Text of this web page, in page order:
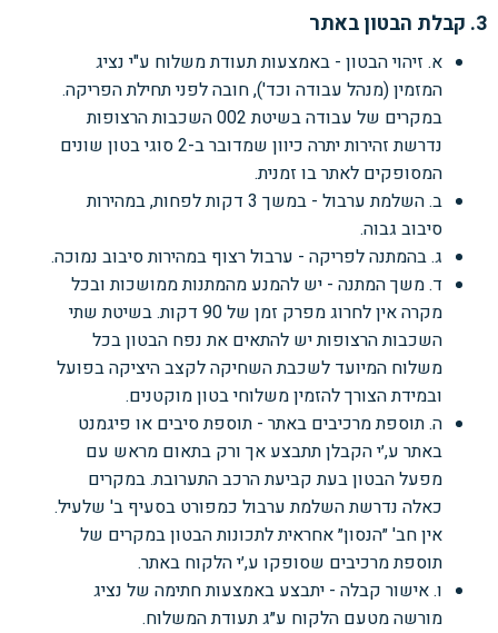
3. קבלת הבטון באתר
א. זיהוי הבטון - באמצעות תעודת משלוח ע"י נציג
המזמין (מנהל עבודה וכד'), חובה לפני תחילת הפריקה.
במקרים של עבודה בשיטת 002 השכבות הרצופות
נדרשת זהירות יתרה כיוון שמדובר ב-2 סוגי בטון שונים
המסופקים לאתר בו זמנית.
ב. השלמת ערבול - במשך 3 דקות לפחות, במהירות
סיבוב גבוה.
ג. בהמתנה לפריקה - ערבול רצוף במהירות סיבוב נמוכה.
ד. משך המתנה - יש להמנע מהמתנות ממושכות ובכל
מקרה אין לחרוג מפרק זמן של 90 דקות. בשיטת שתי
השכבות הרצופות יש להתאים את נפח הבטון בכל
משלוח המיועד לשכבת השחיקה לקצב היציקה בפועל
ובמידת הצורך להזמין משלוחי בטון מוקטנים.
ה. תוספת מרכיבים באתר - תוספת סיבים או פיגמנט
באתר ע,׳י הקבלן תתבצע אך ורק בתאום מראש עם
מפעל הבטון בעת קביעת הרכב התערובת. במקרים
כאלה נדרשת השלמת ערבול כמפורט בסעיף ב' שלעיל.
אין חב' ״הנסון״ אחראית לתכונות הבטון במקרים של
תוספת מרכיבים שסופקו ע,׳י הלקוח באתר.
ו. אישור קבלה - יתבצע באמצעות חתימה של נציג
מורשה מטעם הלקוח ע״ג תעודת המשלוח.